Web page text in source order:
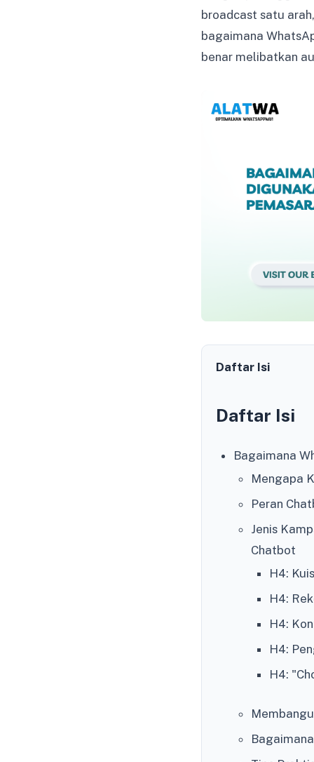
broadcast satu
bagaimana
benar melibatkan
Daftar Isi
Daftar Isi
Bagaimana
Mengapa
Peran
Jenis
Chatbot
H4:
H4:
H4:
H4:
H4: